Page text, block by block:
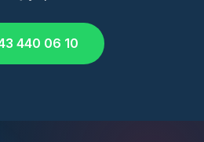
440 06 10